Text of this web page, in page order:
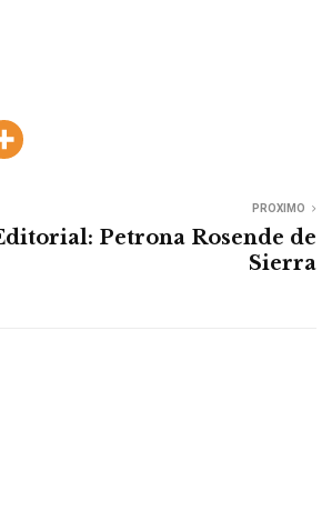
PROXIMO
Petrona Rosende de
Sierra